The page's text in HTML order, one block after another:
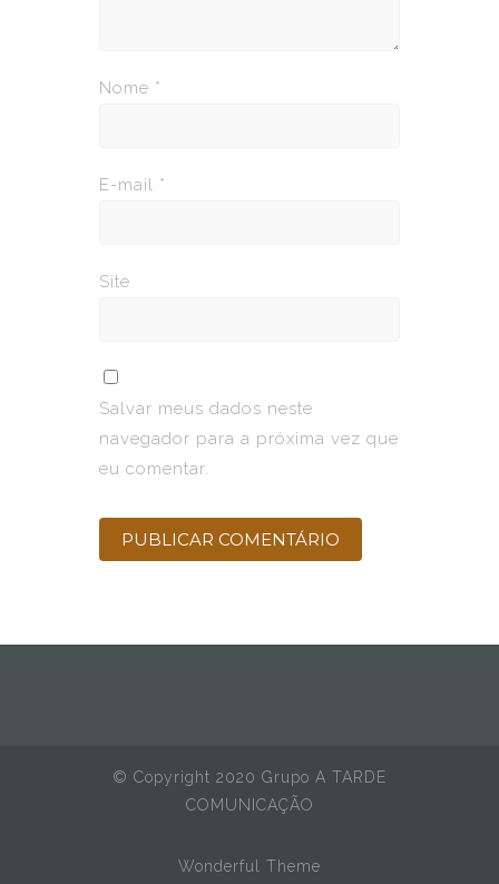
Nome *
E-mail *
Site
Salvar meus dados neste
navegador para a próxima vez que
eu comentar.
© Copyright 2020 Grupo A TARDE
COMUNICAÇÃO
Wonderful Theme